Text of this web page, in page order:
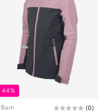
44%
Barn (0)